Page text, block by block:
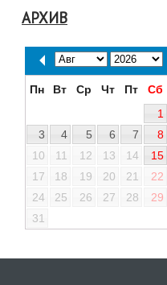
АРХИВ
Пн Вт Ср Чт Пт Сб
1
3
4 5 6 7 8
10
11 12 13 14 15
17
18 19 20 21 22
24
25 26 27 28 29
31